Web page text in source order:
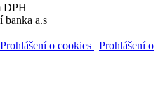
DPH
banka a.s
Prohlášení o cookies | Prohlášení o